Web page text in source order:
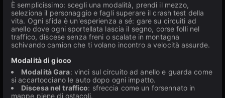
È semplicissimo: scegli una modalità, prendi il mezzo,
seleziona il personaggio e fagli superare il crash test della
vita. Ogni sfida è un'esperienza a sé: gare su circuiti ad
anello dove ogni sportellata lascia il segno, corse folli nel
traffico, discese senza freni o scalate in montagna
schivando camion che ti volano incontro a velocità assurde.
Modalità di gioco
Modalità Gara: vinci sul circuito ad anello e guarda come
si accartocciano le auto dopo ogni impatto.
Discesa nel traffico: sfreccia come un forsennato in
mappe piene di ostacoli.